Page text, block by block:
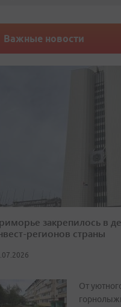
Важные новости
закрепилось в
регионов страны
От